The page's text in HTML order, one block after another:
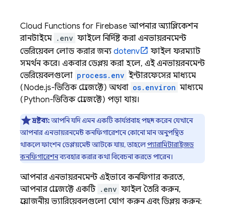
Cloud Functions for Firebase আপনার অ্যাপ্লিকেশন
রানটাইমে .env ফাইলে নির্দিষ্ট করা এনভায়রনমেন্ট
ভেরিয়েবল লোড করার জন্য dotenv
ফাইল ফরম্যাট
সমর্থন করে। একবার ডেপ্লয় করা হলে, এই এনভায়রনমেন্ট
ভেরিয়েবলগুলো process.env ইন্টারফেসের মাধ্যমে
(Node.js-ভিত্তিক প্রোজেক্টে) অথবা os.environ মাধ্যমে
(Python-ভিত্তিক প্রোজেক্টে) পড়া যায়।
দ্রষ্টব্য:আপনি যদি এমন একটি কার্যপ্রবাহ পছন্দ করেন যেখানে
আপনার এনভায়রনমেন্ট কনফিগারেশনে কোনো মান অনুপস্থিত
থাকলে ফাংশন ডেপ্লয়মেন্ট আটকে যায়, তাহলেপ্যারামিটারাইজড
কনফিগারেশনব্যবহার করার কথা বিবেচনা করতে পারেন।
আপনার এনভায়রনমেন্ট এইভাবে কনফিগার করতে,
আপনার প্রোজেক্টে একটি .env ফাইল তৈরি করুন,
প্রয়োজনীয় ভ্যারিয়েবলগুলো যোগ করুন এবং ডিপ্লয় করুন: